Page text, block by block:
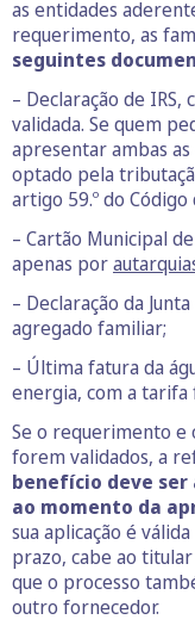
as entidades
requerimento, as
seguintes
– Declaração de
validada. Se quem
apresentar ambas
optado pela
artigo 59.º do Código
– Cartão Municipal
apenas por
– Declaração da
agregado familiar;
– Última fatura da
energia, com a tarifa
Se o requerimento e
forem validados, a
benefício deve
ao momento da
sua aplicação é
prazo, cabe ao
que o processo
outro fornecedor.